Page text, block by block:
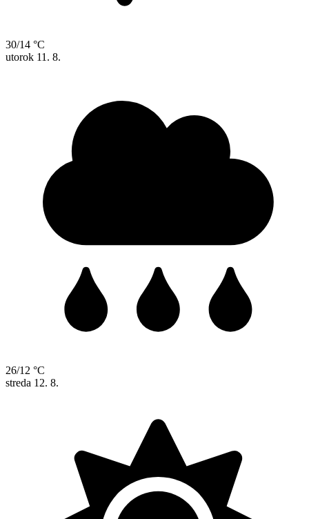
30/14 °C
utorok 11. 8.
26/12 °C
streda 12. 8.